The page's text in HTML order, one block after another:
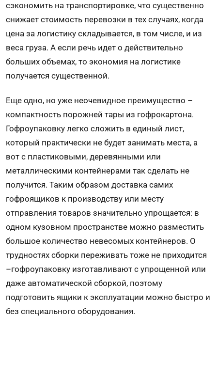
сэкономить на транспортировке, что существенно
снижает стоимость перевозки в тех случаях, когда
цена за логистику складывается, в том числе, и из
веса груза. А если речь идет о действительно
больших объемах, то экономия на логистике
получается существенной.
Еще одно, но уже неочевидное преимущество –
компактность порожней тары из гофрокартона.
Гофроупаковку легко сложить в единый лист,
который практически не будет занимать места, а
вот с пластиковыми, деревянными или
металлическими контейнерами так сделать не
получится. Таким образом доставка самих
гофроящиков к производству или месту
отправления товаров значительно упрощается: в
одном кузовном пространстве можно разместить
большое количество невесомых контейнеров. О
трудностях сборки переживать тоже не приходится
–гофроупаковку изготавливают с упрощенной или
даже автоматической сборкой, поэтому
подготовить ящики к эксплуатации можно быстро и
без специального оборудования.